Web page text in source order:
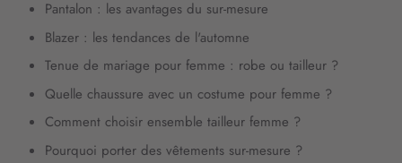
Pantalon : les avantages du sur-mesure
Blazer : les tendances de l'automne
Tenue de mariage pour femme : robe ou tailleur ?
Quelle chaussure avec un costume pour femme ?
Comment choisir ensemble tailleur femme ?
Pourquoi porter des vêtements sur-mesure ?
e
l
t
t
e
d